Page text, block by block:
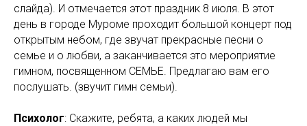
слайда). И отмечается этот праздник 8 июля. В этот
день в городе Муроме проходит большой концерт под
открытым небом, где звучат прекрасные песни о
семье и о любви, а заканчивается это мероприятие
гимном, посвященном СЕМЬЕ. Предлагаю вам его
послушать. (звучит гимн семьи).
Психолог: Скажите, ребята, а каких людей мы